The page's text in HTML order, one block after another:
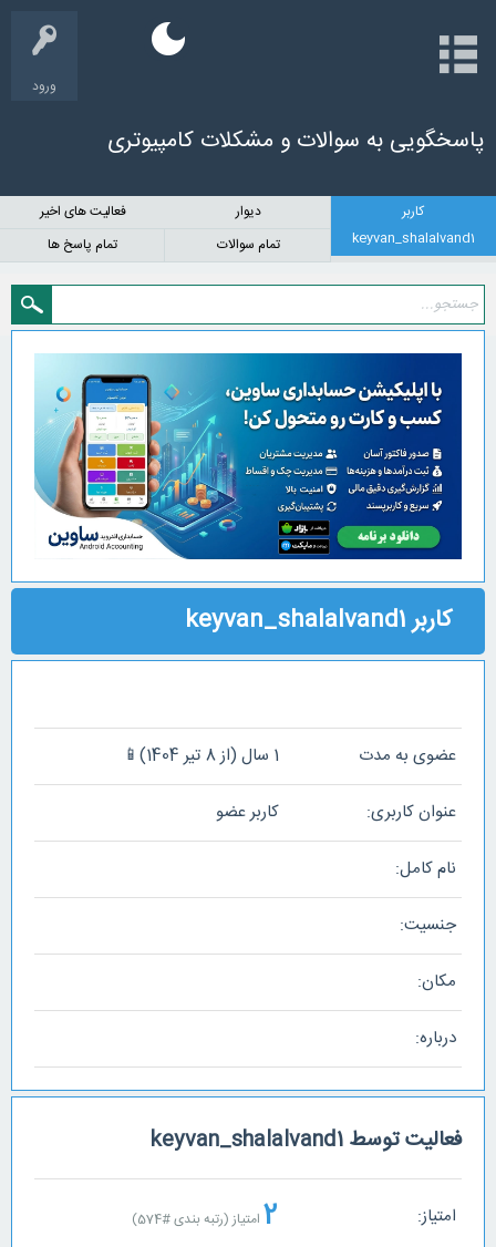
ورود
پاسخگویی به سوالات و مشکلات کامپیوتری
کاربر
keyvan_shalalvand1
دیوار
فعالیت های اخیر
تمام سوالات
تمام پاسخ ها
dark_mode
کاربر keyvan_shalalvand1
عضوی به مدت 1 سال (از 8 تیر 1404)📱
عنوان کاربری: کاربر عضو
نام کامل:
جنسیت:
مکان:
درباره:
فعالیت توسط keyvan_shalalvand1
امتیاز: 2 امتیاز (رتبه بندی #574
)